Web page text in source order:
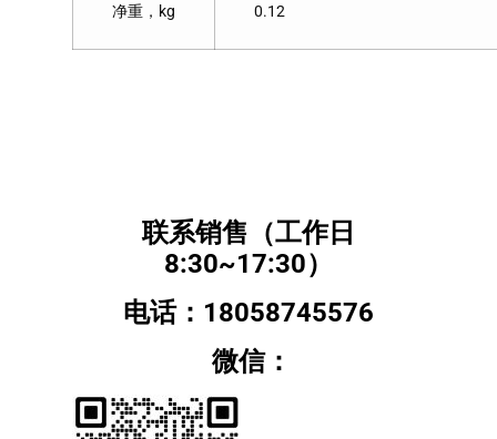
净重，kg 0.12
联系销售（工作日
8:30~17:30）
电话：18058745576
微信：